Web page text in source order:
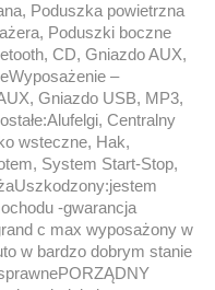
Poduszka powietrzna
Poduszki boczne
CD, Gniazdo AUX,
–
Gniazdo USB, MP3,
Centralny
wsteczne, Hak,
System Start-Stop,
-gwarancja
c max wyposażony w
w bardzo dobrym stanie